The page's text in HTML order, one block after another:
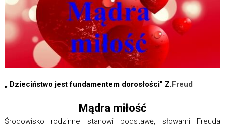
„ Dzieciństwo jest fundamentem dorosłości” Z. Freud
Mądra miłość
Środowisko rodzinne stanowi podstawę, słowami Freuda